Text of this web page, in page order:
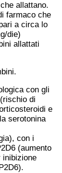
allattano.
farmaco che
a circa lo
die)
allattati
con gli
di
e
serotonina
con i
(aumento
inibizione